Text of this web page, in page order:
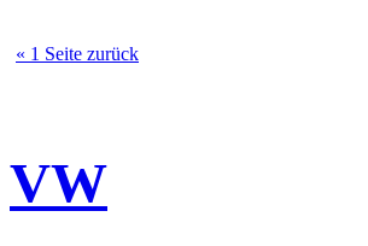
« 1 Seite zurück
VW